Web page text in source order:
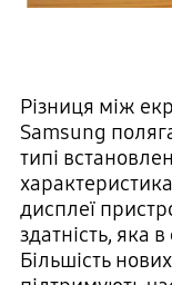
Різниця між
Samsung
типі
дисплеї
здатність, яка
Більшість